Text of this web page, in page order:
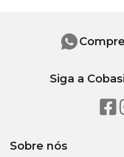
Fósforo (mín.)
Extrato Etéreo (mín.)
Sobre nós
Siga a